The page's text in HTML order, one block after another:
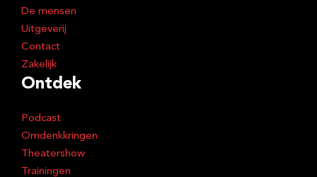
De mensen
Uitgeverij
Contact
Zakelijk
Ontdek
Podcast
Omdenkkringen
Theatershow
Trainingen